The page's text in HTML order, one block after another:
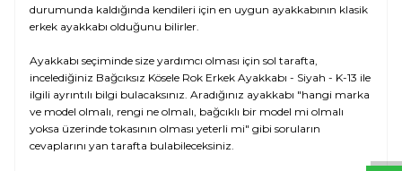
durumunda kaldığında kendileri için en uygun ayakkabının klasik
erkek ayakkabı olduğunu bilirler.
Ayakkabı seçiminde size yardımcı olması için sol tarafta,
incelediğiniz Bağcıksız Kösele Rok Erkek Ayakkabı - Siyah - K-13 ile
ilgili ayrıntılı bilgi bulacaksınız. Aradığınız ayakkabı "hangi marka
ve model olmalı, rengi ne olmalı, bağcıklı bir model mi olmalı
yoksa üzerinde tokasının olması yeterli mi" gibi soruların
cevaplarını yan tarafta bulabileceksiniz.